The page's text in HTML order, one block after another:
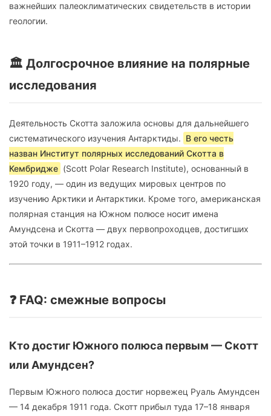
важнейших палеоклиматических свидетельств в истории
геологии.
🏛️ Долгосрочное влияние на полярные
исследования
Деятельность Скотта заложила основы для дальнейшего
систематического изучения Антарктиды. В его честь
назван Институт полярных исследований Скотта в
Кембридже (Scott Polar Research Institute), основанный в
1920 году, — один из ведущих мировых центров по
изучению Арктики и Антарктики. Кроме того, американская
полярная станция на Южном полюсе носит имена
Амундсена и Скотта — двух первопроходцев, достигших
этой точки в 1911–1912 годах.
❓ FAQ: смежные вопросы
Кто достиг Южного полюса первым — Скотт
или Амундсен?
Первым Южного полюса достиг норвежец Руаль Амундсен
— 14 декабря 1911 года. Скотт прибыл туда 17–18 января